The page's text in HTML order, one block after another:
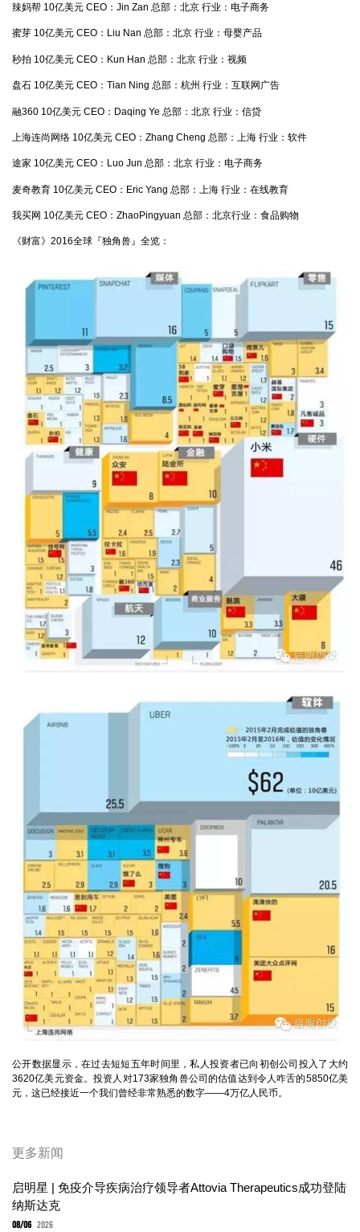
辣妈帮 10亿美元 CEO：Jin Zan 总部：北京 行业：电子商务
蜜芽 10亿美元 CEO：Liu Nan 总部：北京 行业：母婴产品
秒拍 10亿美元 CEO：Kun Han 总部：北京 行业：视频
盘石 10亿美元 CEO：Tian Ning 总部：杭州 行业：互联网广告
融360 10亿美元 CEO：Daqing Ye 总部：北京 行业：信贷
上海连尚网络 10亿美元 CEO：Zhang Cheng 总部：上海 行业：软件
途家 10亿美元 CEO：Luo Jun 总部：北京 行业：电子商务
麦奇教育 10亿美元 CEO：Eric Yang 总部：上海 行业：在线教育
我买网 10亿美元 CEO：ZhaoPingyuan 总部：北京行业：食品购物
《财富》2016全球『独角兽』全览：
公开数据显示，在过去短短五年时间里，私人投资者已向初创公司投入了大约
3620亿美元资金。投资人对173家独角兽公司的估值达到令人咋舌的5850亿美
元，这已经接近一个我们曾经非常熟悉的数字——4万亿人民币。
更多新闻
启明星 | 免疫介导疾病治疗领导者Attovia Therapeutics成功登陆
纳斯达克
08/06 2026